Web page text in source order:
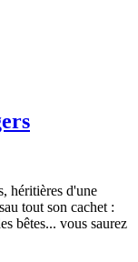
héritières d'une
tout son cachet :
bêtes... vous saurez